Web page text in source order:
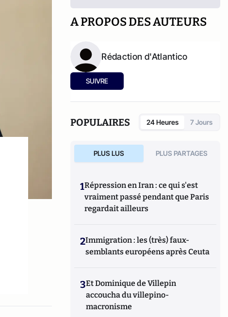
A PROPOS DES AUTEURS
Rédaction d'Atlantico
SUIVRE
POPULAIRES 24 Heures 7 Jours
PLUS LUS PLUS PARTAGES
1Répression en Iran : ce qui s'est
vraiment passé pendant que Paris
regardait ailleurs
2Immigration : les (très) faux-
semblants européens après Ceuta
3Et Dominique de Villepin
accoucha du villepino-
macronisme